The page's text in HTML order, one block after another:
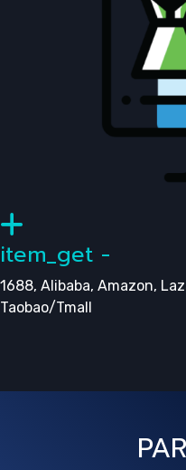
item_get -
1688, Alibaba, Amazon,
Taobao/Tmall